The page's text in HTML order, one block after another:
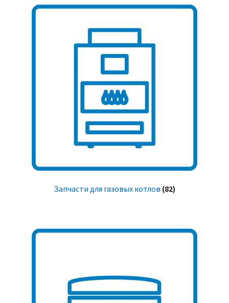
Запчасти для газовых котлов (82)